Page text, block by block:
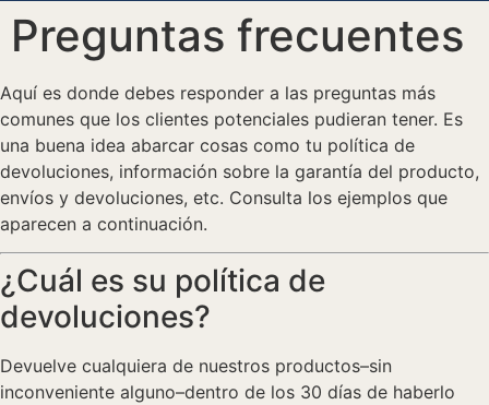
Preguntas frecuentes
Aquí es donde debes responder a las preguntas más
comunes que los clientes potenciales pudieran tener. Es
una buena idea abarcar cosas como tu política de
devoluciones, información sobre la garantía del producto,
envíos y devoluciones, etc. Consulta los ejemplos que
aparecen a continuación.
¿Cuál es su política de
devoluciones?
Devuelve cualquiera de nuestros productos–sin
inconveniente alguno–dentro de los 30 días de haberlo